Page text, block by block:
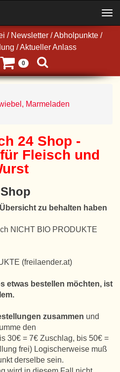
/ Newsletter / Abholpunkte /
/Aktueller Anlass
0
navigation
Marmeladen
24 Shop -
Fleisch und
zu behalten haben
NICHT BIO PRODUKTE
(freilaender.at)
etwas bestellen möchten, ist
zusammen und
den
30€ = 7€ Zuschlag, bis 50€ =
frei) Logischerweise muß
derselbe sein.